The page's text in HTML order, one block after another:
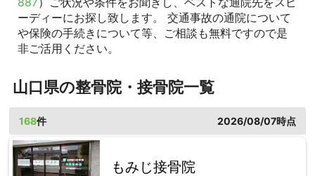
ーディーにお探し致します。 交通事故の通院について
や保険の手続きについて等、ご相談も無料ですので是
非ご活用ください。
山口県の整骨院・接骨院一覧
168件 2026/08/07時点
もみじ接骨院